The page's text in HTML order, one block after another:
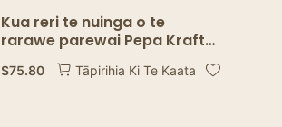
Kua reri te nuinga o te
rarawe parewai Pepa Kraft
Bowl Kai Tango Pepa
Huamata Whakakorea Ki te
$75.80 Tāpirihia Ki Te Kaata